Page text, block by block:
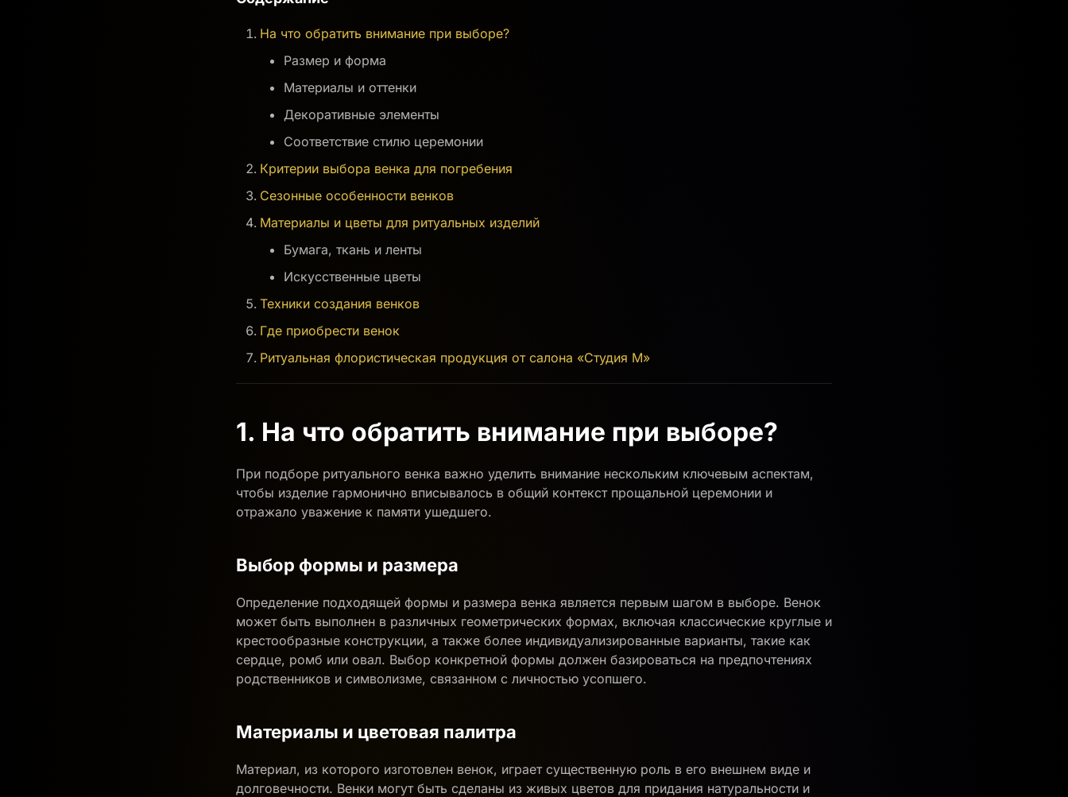
На что обратить внимание при выборе?
Размер и форма
Материалы и оттенки
Декоративные элементы
Соответствие стилю церемонии
Критерии выбора венка для погребения
Сезонные особенности венков
Материалы и цветы для ритуальных изделий
Бумага, ткань и ленты
Искусственные цветы
Техники создания венков
Где приобрести венок
Ритуальная флористическая продукция от салона «Студия М»
1. На что обратить внимание при выборе?
При подборе ритуального венка важно уделить внимание нескольким ключевым аспектам,
чтобы изделие гармонично вписывалось в общий контекст прощальной церемонии и
отражало уважение к памяти ушедшего.
Выбор формы и размера
Определение подходящей формы и размера венка является первым шагом в выборе. Венок
может быть выполнен в различных геометрических формах, включая классические круглые и
крестообразные конструкции, а также более индивидуализированные варианты, такие как
сердце, ромб или овал. Выбор конкретной формы должен базироваться на предпочтениях
родственников и символизме, связанном с личностью усопшего.
Материалы и цветовая палитра
Материал, из которого изготовлен венок, играет существенную роль в его внешнем виде и
долговечности. Венки могут быть сделаны из живых цветов для придания натуральности и